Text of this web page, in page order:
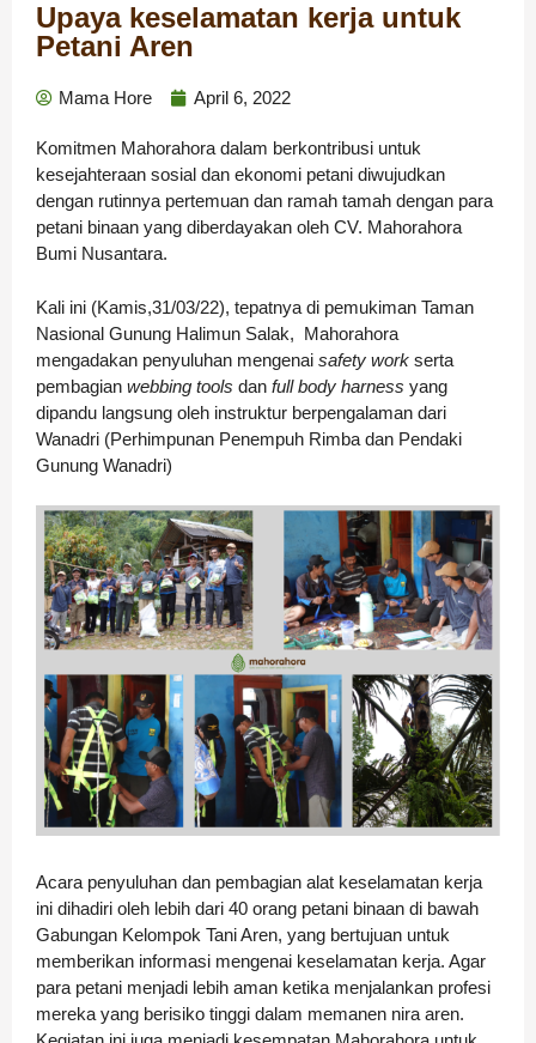
Upaya keselamatan kerja untuk
Petani Aren
Mama Hore April 6, 2022
Komitmen Mahorahora dalam berkontribusi untuk
kesejahteraan sosial dan ekonomi petani diwujudkan
dengan rutinnya pertemuan dan ramah tamah dengan para
petani binaan yang diberdayakan oleh CV. Mahorahora
Bumi Nusantara.
Kali ini (Kamis,31/03/22), tepatnya di pemukiman Taman
Nasional Gunung Halimun Salak, Mahorahora
mengadakan penyuluhan mengenai safety work serta
pembagian webbing tools dan full body harness yang
dipandu langsung oleh instruktur berpengalaman dari
Wanadri (Perhimpunan Penempuh Rimba dan Pendaki
Gunung Wanadri)
Acara penyuluhan dan pembagian alat keselamatan kerja
ini dihadiri oleh lebih dari 40 orang petani binaan di bawah
Gabungan Kelompok Tani Aren, yang bertujuan untuk
memberikan informasi mengenai keselamatan kerja. Agar
para petani menjadi lebih aman ketika menjalankan profesi
mereka yang berisiko tinggi dalam memanen nira aren.